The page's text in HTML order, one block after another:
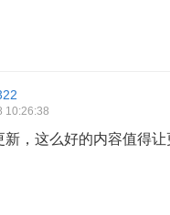
10:26:38
新，这么好的内容值得